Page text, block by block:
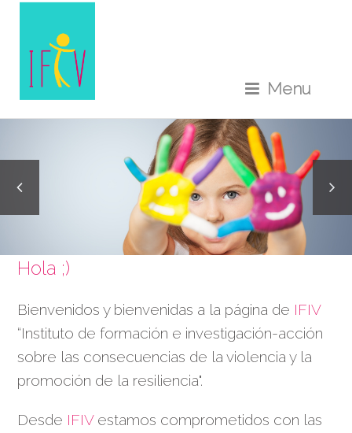
Menu
Hola ;)
Bienvenidos y bienvenidas a la página de IFIV
“Instituto de formación e investigación-acción
sobre las consecuencias de la violencia y la
promoción de la resiliencia".
Desde IFIVestamos comprometidos con las